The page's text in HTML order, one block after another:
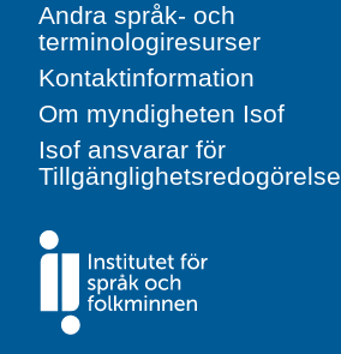
Andra språk- och
terminologiresurser
Kontaktinformation
Om myndigheten Isof
Isof ansvarar för
Tillgänglighetsredogörelse